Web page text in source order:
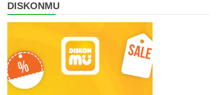
DISKONMU